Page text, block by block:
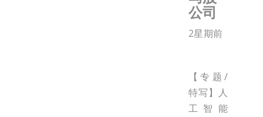
公司
2星期前
【专题/
特写】人
工智能